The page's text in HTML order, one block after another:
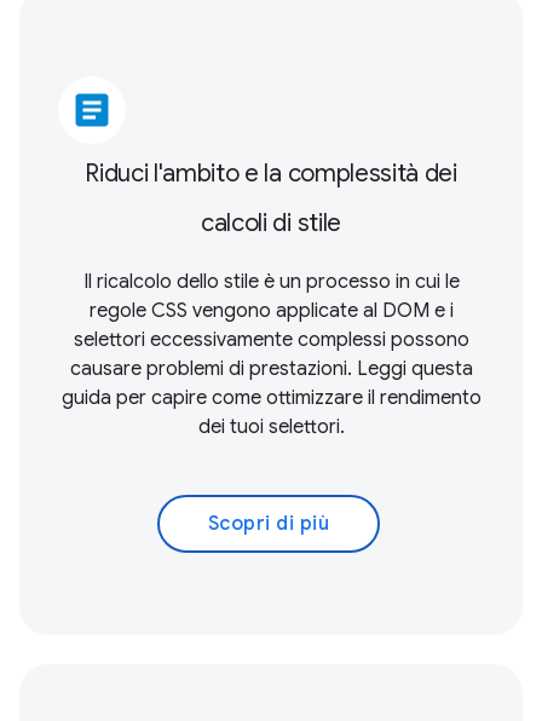
article
Riduci l'ambito e la complessità dei
calcoli di stile
Il ricalcolo dello stile è un processo in cui le
regole CSS vengono applicate al DOM e i
selettori eccessivamente complessi possono
causare problemi di prestazioni. Leggi questa
guida per capire come ottimizzare il rendimento
dei tuoi selettori.
Scopri di più